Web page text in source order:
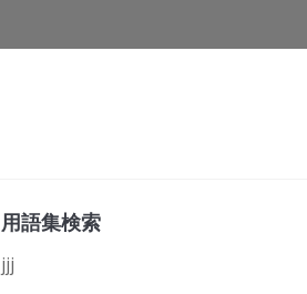
用語集検索
jjj